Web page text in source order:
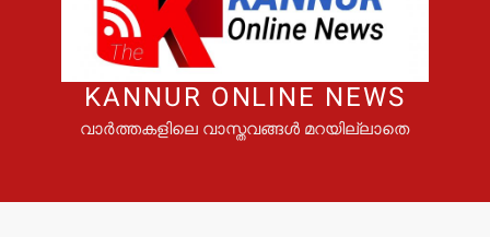
KANNUR ONLINE NEWS
വാർത്തകളിലെ വാസ്തവങ്ങൾ മറയില്ലാതെ